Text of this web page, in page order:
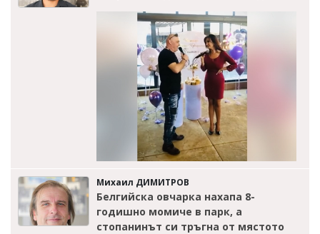
Михаил ДИМИТРОВ
Белгийска овчарка нахапа 8-
годишно момиче в парк, а
стопанинът си тръгна от мястото